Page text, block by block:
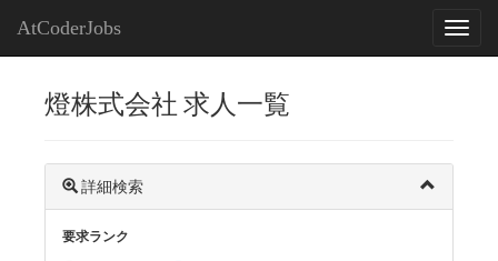
AtCoderJobs
燈株式会社 求人一覧
詳細検索
要求ランク